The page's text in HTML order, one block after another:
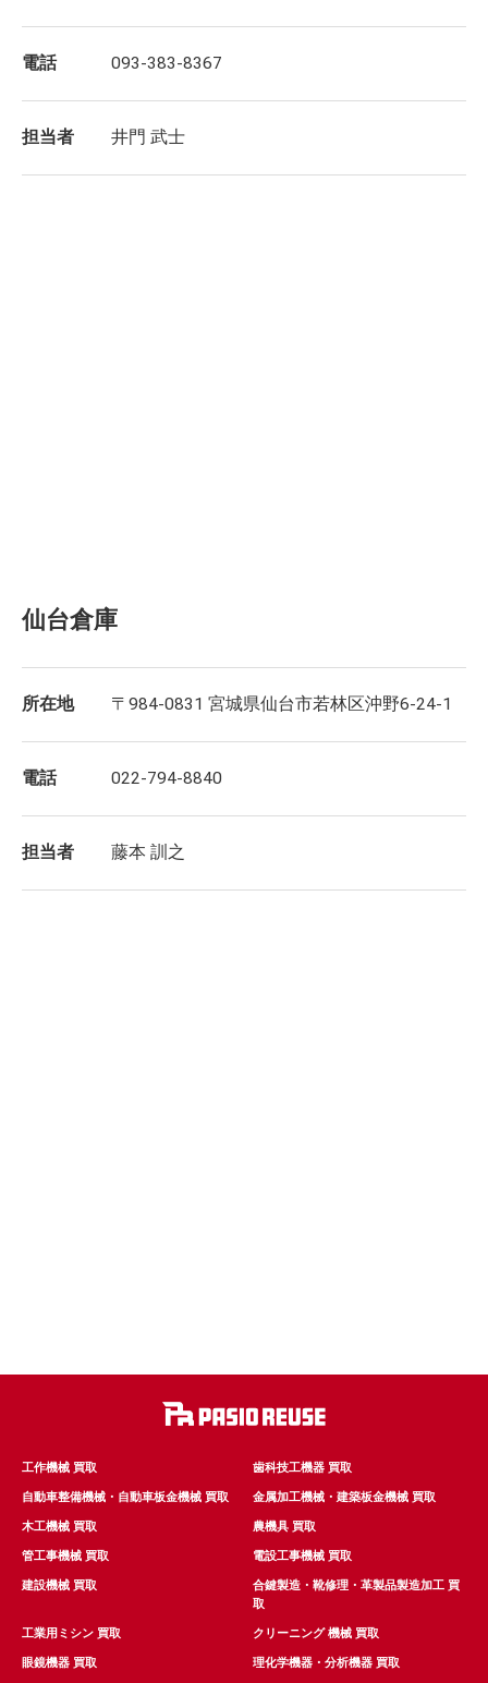
電話 093-383-8367
担当者 井門 武士
仙台倉庫
所在地 〒984-0831 宮城県仙台市若林区沖野6-24-1
電話 022-794-8840
担当者 藤本 訓之
工作機械 買取 歯科技工機器 買取
自動車整備機械・自動車板金機械 買取 金属加工機械・建築板金機械 買取
木工機械 買取 農機具 買取
管工事機械 買取 電設工事機械 買取
建設機械 買取
合鍵製造・靴修理・革製品製造加工 買
取
工業用ミシン 買取 クリーニング 機械 買取
眼鏡機器 買取 理化学機器・分析機器 買取